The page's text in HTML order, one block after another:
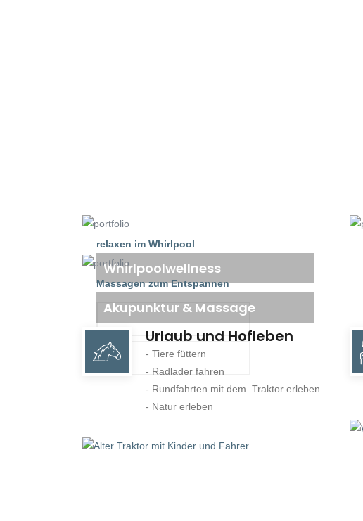
relaxen im Whirlpool
Whirlpoolwellness
MEHR INFORMATIONEN
Massagen zum Entspannen
Akupunktur & Massage
MEHR INFORMATIONEN
Urlaub und Hofleben
- Tiere füttern
- Radlader fahren
- Rundfahrten mit dem Traktor erleben
- Natur erleben